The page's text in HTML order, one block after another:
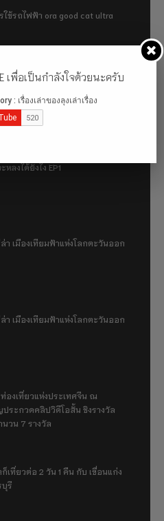
ใช้รถไฟฟ้า ora good cat ultra
หลงได้ยังไง EP1
า เมืองเทียมฟ้าแห่งโลกตะวันออก
า เมืองเทียมฟ้าแห่งโลกตะวันออก
องเที่ยวแห่งประเทศจีน ณ
ประกวดคลิปวิดีโอสั้น ชิงรางวัล
นวน 7 รางวัล
เที่ยวต่อ 2 วัน 1 คืน กับ เขื่อนแก่ง
บุรี
เพื่อเป็นกำลังใจด้วยนะครับ